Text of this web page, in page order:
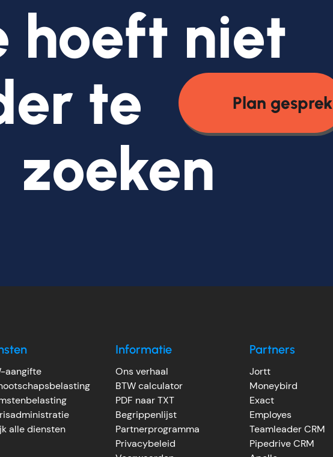
hoeft niet
te
Plan gesprek
zoeken
aangifte
alle diensten
Informatie
Ons verhaal
BTW calculator
PDF naar TXT
Begrippenlijst
Partnerprogramma
Privacybeleid
Partners
Jortt
Moneybird
Exact
Employes
Teamleader CRM
Pipedrive CRM